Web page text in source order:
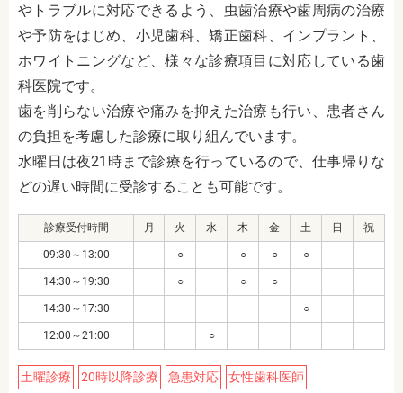
やトラブルに対応できるよう、虫歯治療や歯周病の治療
や予防をはじめ、小児歯科、矯正歯科、インプラント、
ホワイトニングなど、様々な診療項目に対応している歯
科医院です。
歯を削らない治療や痛みを抑えた治療も行い、患者さん
の負担を考慮した診療に取り組んでいます。
水曜日は夜21時まで診療を行っているので、仕事帰りな
どの遅い時間に受診することも可能です。
診療受付時間 月 火 水 木 金 土 日 祝
09:30～13:00 ○ ○ ○ ○
14:30～19:30 ○ ○ ○
14:30～17:30 ○
12:00～21:00 ○
土曜診療 20時以降診療 急患対応 女性歯科医師